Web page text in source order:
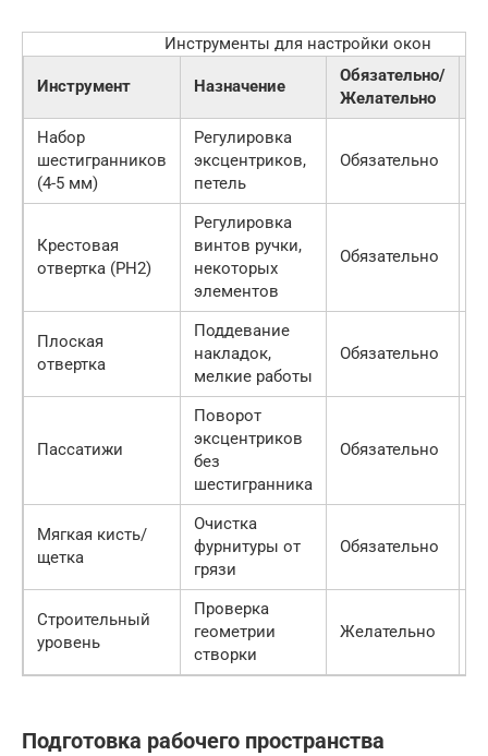
Инструменты для настройки окон
Инструмент Назначение
Обязательно/
Желательно
Набор
шестигранников
(4-5 мм)
Регулировка
эксцентриков,
петель
Обязательно
Крестовая
отвертка (PH2)
Регулировка
винтов ручки,
некоторых
элементов
Обязательно
Плоская
отвертка
Поддевание
накладок,
мелкие работы
Обязательно
Пассатижи
Поворот
эксцентриков
без
шестигранника
Обязательно
Мягкая кисть/
щетка
Очистка
фурнитуры от
грязи
Обязательно
Строительный
уровень
Проверка
геометрии
створки
Желательно
Подготовка рабочего пространства